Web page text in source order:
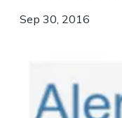
Sep 30, 2016